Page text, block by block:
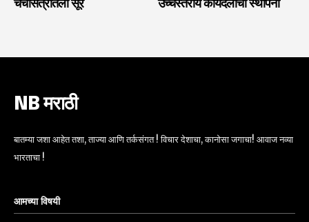
चर्चासत्रातला सूर
उच्चस्तरीय कार्यदलाची स्थापना
NB मराठी
बातम्या जशा आहेत तशा, ताज्या आणि तर्कसंगत ! विचार देशाचा, कानोसा जगाचा! आवाज नव्या
भारताचा !
आमच्या विषयी